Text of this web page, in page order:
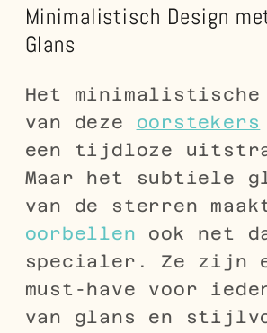
Minimalistisch Design
Glans
Het minimalistische
van deze oorstekers
een tijdloze
Maar het subtiele
van de sterren
oorbellen ook net
specialer. Ze zijn
must-have voor
van glans en